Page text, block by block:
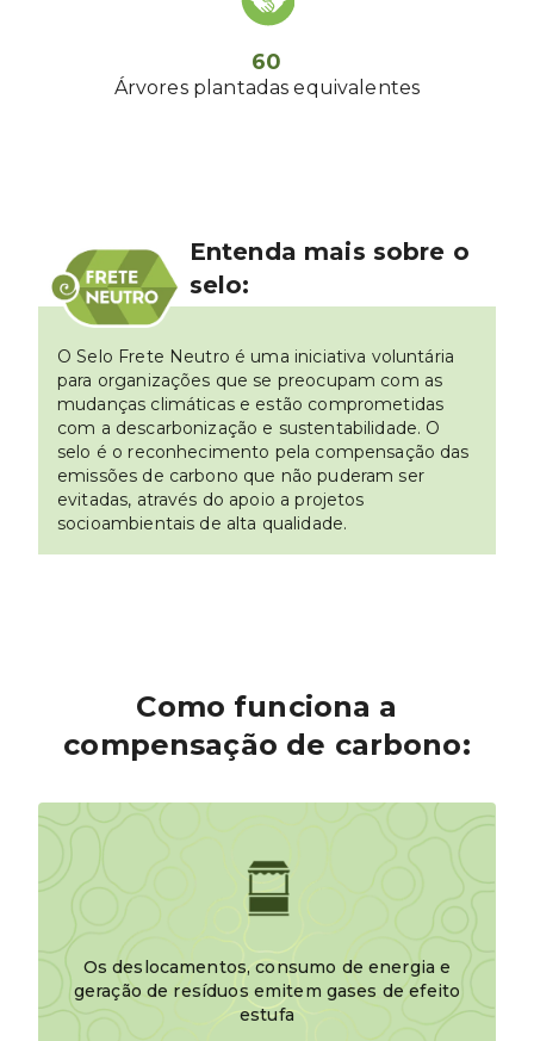
60
Árvores plantadas equivalentes
Entenda mais sobre o
selo:
O Selo Frete Neutro é uma iniciativa voluntária
para organizações que se preocupam com as
mudanças climáticas e estão comprometidas
com a descarbonização e sustentabilidade. O
selo é o reconhecimento pela compensação das
emissões de carbono que não puderam ser
evitadas, através do apoio a projetos
socioambientais de alta qualidade.
Como funciona a
compensação de carbono:
Os deslocamentos, consumo de energia e
geração de resíduos emitem gases de efeito
estufa